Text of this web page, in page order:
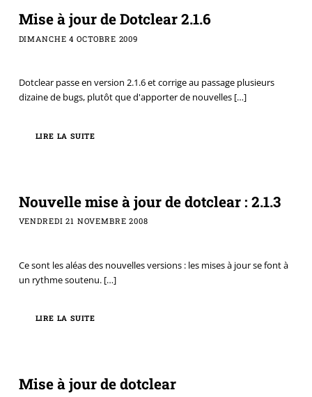
Mise à jour de Dotclear 2.1.6
DIMANCHE 4 OCTOBRE 2009
Dotclear passe en version 2.1.6 et corrige au passage plusieurs
dizaine de bugs, plutôt que d'apporter de nouvelles[…]
LIRE LA SUITE
Nouvelle mise à jour de dotclear : 2.1.3
VENDREDI 21 NOVEMBRE 2008
Ce sont les aléas des nouvelles versions : les mises à jour se font à
un rythme soutenu.[…]
LIRE LA SUITE
Mise à jour de dotclear